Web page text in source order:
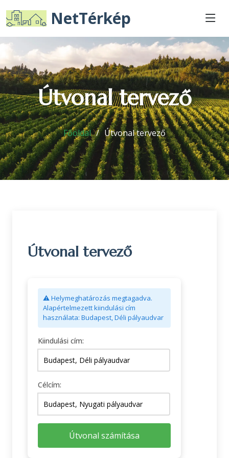
NetTérkép
Útvonal tervező
Főoldal Útvonal tervező
Útvonal tervező
⚠️ Helymeghatározás megtagadva.
Alapértelmezett kiindulási cím
használata: Budapest, Déli pályaudvar
Kiindulási cím:
Célcím:
Útvonal számítása